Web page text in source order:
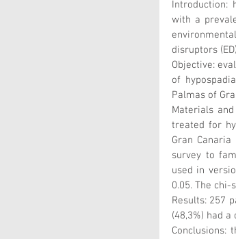
Introduction:
with a
disruptors
Objective:
of
Palmas of
Materials
treated for
Gran
survey to
used in
0.05. The
Results: 257
(48,3%) had
Conclusions: